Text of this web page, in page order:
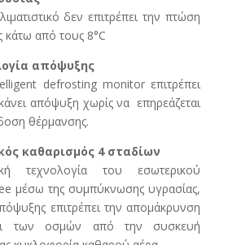
δεν επιτρέπει την πτώση
κάτω από τους 8°C
απόψυξης
defrosting monitor επιτρέπει
απόψυξη χωρίς να επηρεάζεται
θέρμανσης.
καθαρισμός 4 σταδίων
τεχνολογία του εσωτερικού
μέσω της συμπύκνωσης υγρασίας,
επιτρέπει την απομάκρυνση
των οσμών από την συσκευή